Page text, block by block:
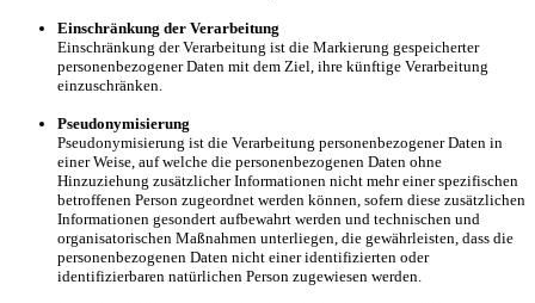
Einschränkung der Verarbeitung
Einschränkung der Verarbeitung ist die Markierung gespeicherter
personenbezogener Daten mit dem Ziel, ihre künftige Verarbeitung
einzuschränken.
Pseudonymisierung
Pseudonymisierung ist die Verarbeitung personenbezogener Daten in
einer Weise, auf welche die personenbezogenen Daten ohne
Hinzuziehung zusätzlicher Informationen nicht mehr einer spezifischen
betroffenen Person zugeordnet werden können, sofern diese zusätzlichen
Informationen gesondert aufbewahrt werden und technischen und
organisatorischen Maßnahmen unterliegen, die gewährleisten, dass die
personenbezogenen Daten nicht einer identifizierten oder
identifizierbaren natürlichen Person zugewiesen werden.